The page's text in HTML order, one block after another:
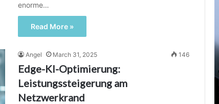
enorme…
Read More »
Angel March 31, 2025 146
Edge-KI-Optimierung:
Leistungssteigerung am
Netzwerkrand
Reiseempfehlungen:
Art
Weise,
wie
wir
die
Welt
March 31, 2025
KI-Reiseempfehlungen: Revolutionäre Art
und Weise, wie wir die Welt erkunden